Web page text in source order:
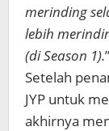
merinding
lebih
(di Season 1).”
Setelah
JYP untuk
akhirnya